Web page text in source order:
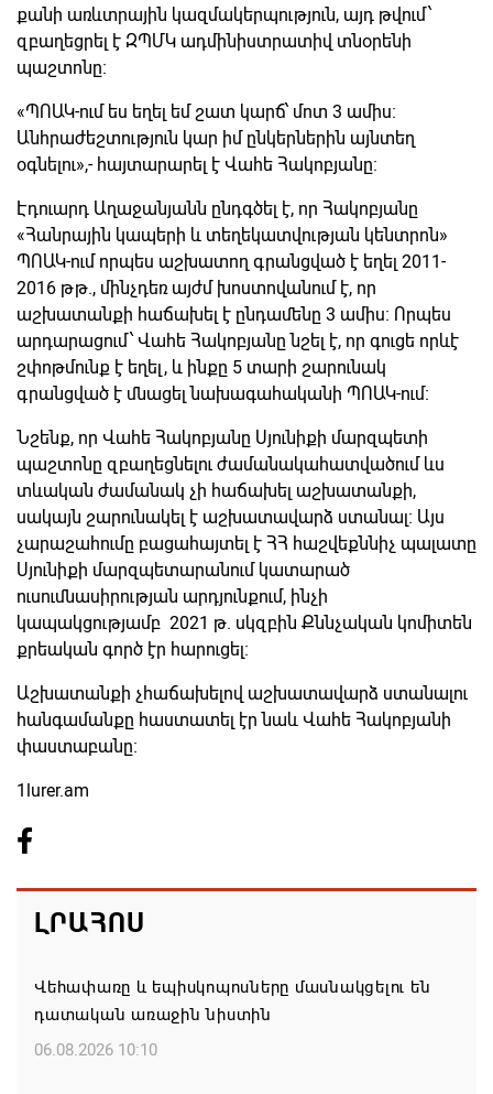
քանի առևտրային կազմակերպություն, այդ թվում՝
զբաղեցրել է ԶՊՄԿ ադմինիստրատիվ տնօրենի
պաշտոնը։
«ՊՈԱԿ-ում ես եղել եմ շատ կարճ՝ մոտ 3 ամիս։
Անհրաժեշտություն կար իմ ընկերներին այնտեղ
օգնելու»,- հայտարարել է Վահե Հակոբյանը։
Էդուարդ Աղաջանյանն ընդգծել է, որ Հակոբյանը
«Հանրային կապերի և տեղեկատվության կենտրոն»
ՊՈԱԿ-ում որպես աշխատող գրանցված է եղել 2011-
2016 թթ., մինչդեռ այժմ խոստովանում է, որ
աշխատանքի հաճախել է ընդամենը 3 ամիս։ Որպես
արդարացում՝ Վահե Հակոբյանը նշել է, որ գուցե որևէ
շփոթմունք է եղել, և ինքը 5 տարի շարունակ
գրանցված է մնացել նախագահականի ՊՈԱԿ-ում։
Նշենք, որ Վահե Հակոբյանը Սյունիքի մարզպետի
պաշտոնը զբաղեցնելու ժամանակահատվածում ևս
տևական ժամանակ չի հաճախել աշխատանքի,
սակայն շարունակել է աշխատավարձ ստանալ։ Այս
չարաշահումը բացահայտել է ՀՀ հաշվեքննիչ պալատը
Սյունիքի մարզպետարանում կատարած
ուսումնասիրության արդյունքում, ինչի
կապակցությամբ 2021 թ. սկզբին Քննչական կոմիտեն
քրեական գործ էր հարուցել։
Աշխատանքի չհաճախելով աշխատավարձ ստանալու
հանգամանքը հաստատել էր նաև Վահե Հակոբյանի
փաստաբանը։
1lurer.am
ԼՐԱՀՈՍ
Վեհափառը և եպիսկոպոսները մասնակցելու են
դատական առաջին նիստին
06.08.2026 10:10